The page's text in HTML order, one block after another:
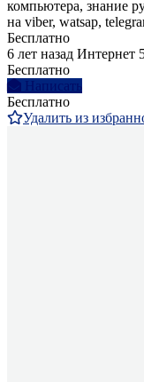
компьютера, знание
на viber, watsap,
Бесплатно
6 лет назад Интернет
Бесплатно
Написать
Бесплатно
Удалить из